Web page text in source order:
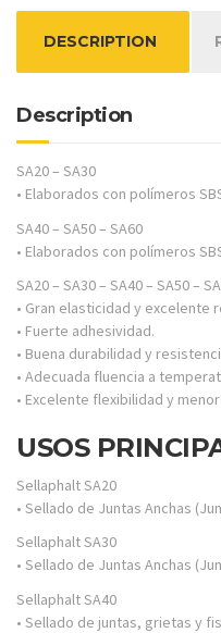
DESCRIPTION
Description
SA20 – SA30
• Elaborados con polímeros
SA40 – SA50 – SA60
• Elaborados con polímeros
SA20 – SA30 – SA40 – SA50 –
• Gran elasticidad y excelente
• Fuerte adhesividad.
• Buena durabilidad y
• Adecuada fluencia a
• Excelente flexibilidad y
USOS
Sellaphalt SA20
• Sellado de Juntas Anchas
Sellaphalt SA30
• Sellado de Juntas Anchas
Sellaphalt SA40
• Sellado de juntas, grietas y